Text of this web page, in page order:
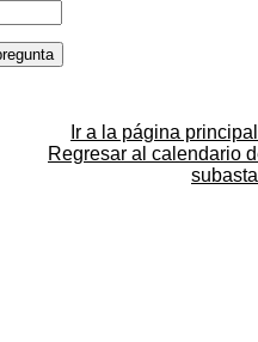
Ir a la página principal
Regresar al calendario